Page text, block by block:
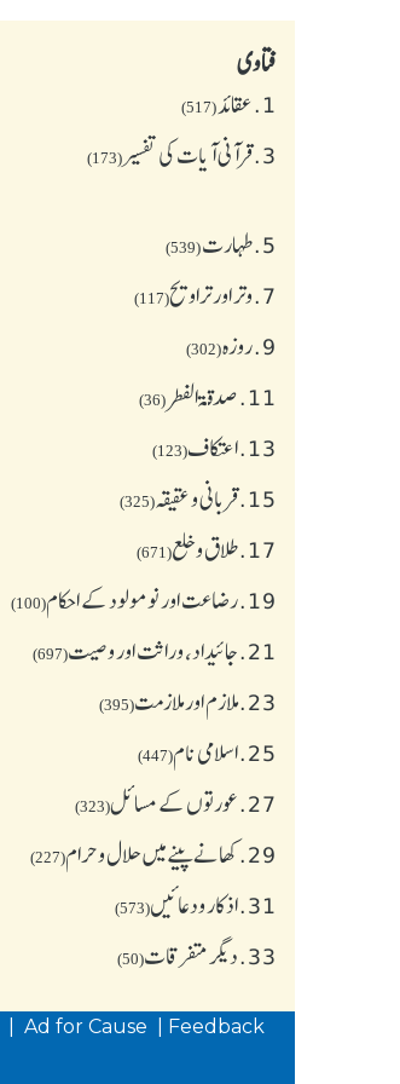
فتاوی
1. عقائد(517)
3. قرآنی آیات کی تفسیر(173)
5. طهارت(539)
7. وتر اور تراویح(117)
9. روزہ(302)
11. صدقۃ الفطر (36)
13. اعتکاف(123)
15. قربانی و عقیقہ(325)
17. طلاق و خلع(671)
19. رضاعت اور نومولود کے احکام(100)
21. جائیداد، وراثت اور وصیت(697)
23. ملازم اور ملازمت(395)
25. اسلامی نام(447)
27. عورتوں کے مسائل(323)
29. کھانے پینے میں حلال و حرام(227)
31. اذکار ودعائیں(573)
33. دیگر متفرقات(50)
Ad for Cause Feedback